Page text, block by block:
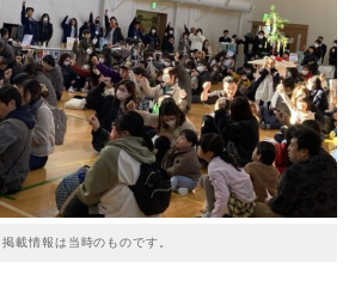
掲載情報は当時のものです。